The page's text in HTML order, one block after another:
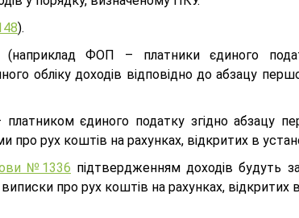
).
ФОП – платники єдиного
обліку доходів відповідно до абзацу
єдиного податку згідно абзацу
рух коштів на рахунках, відкритих в
№1336 підтвердженням доходів будуть
про рух коштів на рахунках, відкритих